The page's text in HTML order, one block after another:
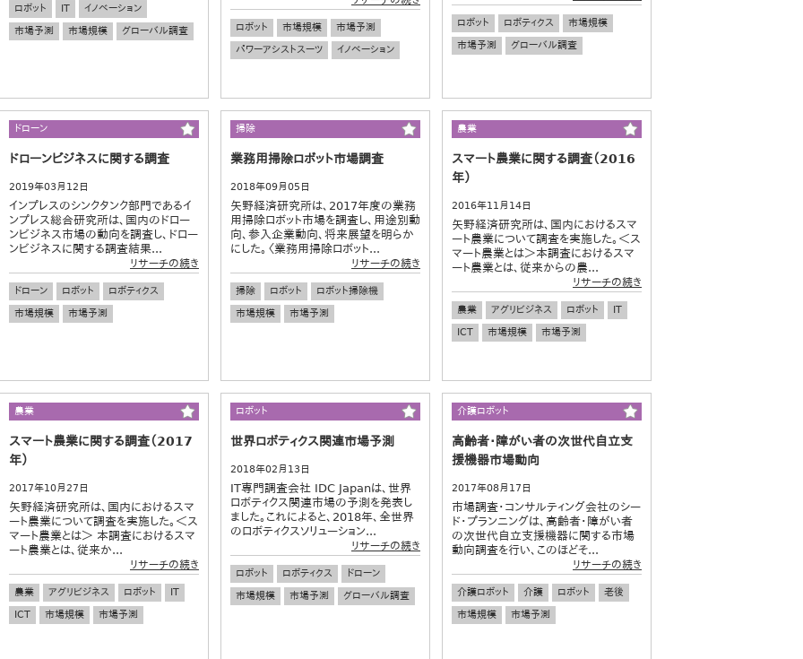
ロボット IT
イノベーション
市場予測
市場規模 グローバル調査 ロボット 市場規模
市場予測
パワーアシストスーツ
イノベーション
ロボット ロボティクス
市場規模
市場予測
グローバル調査
ドローン
ドローンビジネスに関する調査
2019年03月12日
インプレスのシンクタンク部門であるイ
ンプレス総合研究所は、国内のドロー
ンビジネス市場の動向を調査し、ドロー
ンビジネスに関する調査結果...
リサーチの続き
ドローン ロボット
ロボティクス
市場規模
市場予測
掃除
業務用掃除ロボット市場調査
2018年09月05日
矢野経済研究所は、2017年度の業務
用掃除ロボット市場を調査し、用途別動
向、参入企業動向、将来展望を明らか
にした。〈業務用掃除ロボット...
リサーチの続き
掃除 ロボット
ロボット掃除機
市場規模
市場予測
農業
スマート農業に関する調査（2016
年）
2016年11月14日
矢野経済研究所は、国内におけるスマ
ート農業について調査を実施した。＜ス
マート農業とは＞本調査におけるスマ
ート農業とは、従来からの農...
リサーチの続き
農業 アグリビジネス ロボット
IT
ICT
市場規模 市場予測
農業
スマート農業に関する調査（2017
年）
2017年10月27日
矢野経済研究所は、国内におけるスマ
ート農業について調査を実施した。＜ス
マート農業とは＞ 本調査におけるスマ
ート農業とは、従来か...
リサーチの続き
農業 アグリビジネス ロボット
IT
ICT
市場規模 市場予測
ロボット
世界ロボティクス関連市場予測
2018年02月13日
IT専門調査会社 IDC Japanは、世界
ロボティクス関連市場の予測を発表し
ました。これによると、2018年、全世界
のロボティクスソリューション...
リサーチの続き
ロボット ロボティクス
ドローン
市場規模
市場予測 グローバル調査
介護ロボット
高齢者・障がい者の次世代自立支
援機器市場動向
2017年08月17日
市場調査・コンサルティング会社のシー
ド・プランニングは、高齢者・障がい者
の次世代自立支援機器に関する市場
動向調査を行い、このほどそ...
リサーチの続き
介護ロボット 介護 ロボット
老後
市場規模
市場予測